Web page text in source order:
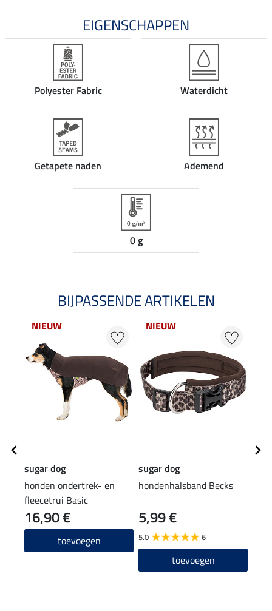
EIGENSCHAPPEN
Polyester Fabric Waterdicht
Getapete naden Ademend
0 g
BIJPASSENDE ARTIKELEN
NIEUW
sugar dog
honden ondertrek- en
fleecetrui Basic
16,90 €
toevoegen
NIEUW
sugar dog
hondenhalsband Becks
5,99 €
5.0 6
toevoegen